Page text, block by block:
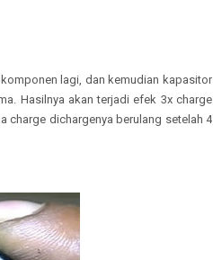
lagi, dan kemudian kapasitor
Hasilnya akan terjadi efek 3x charge
charge dichargenya berulang setelah 4